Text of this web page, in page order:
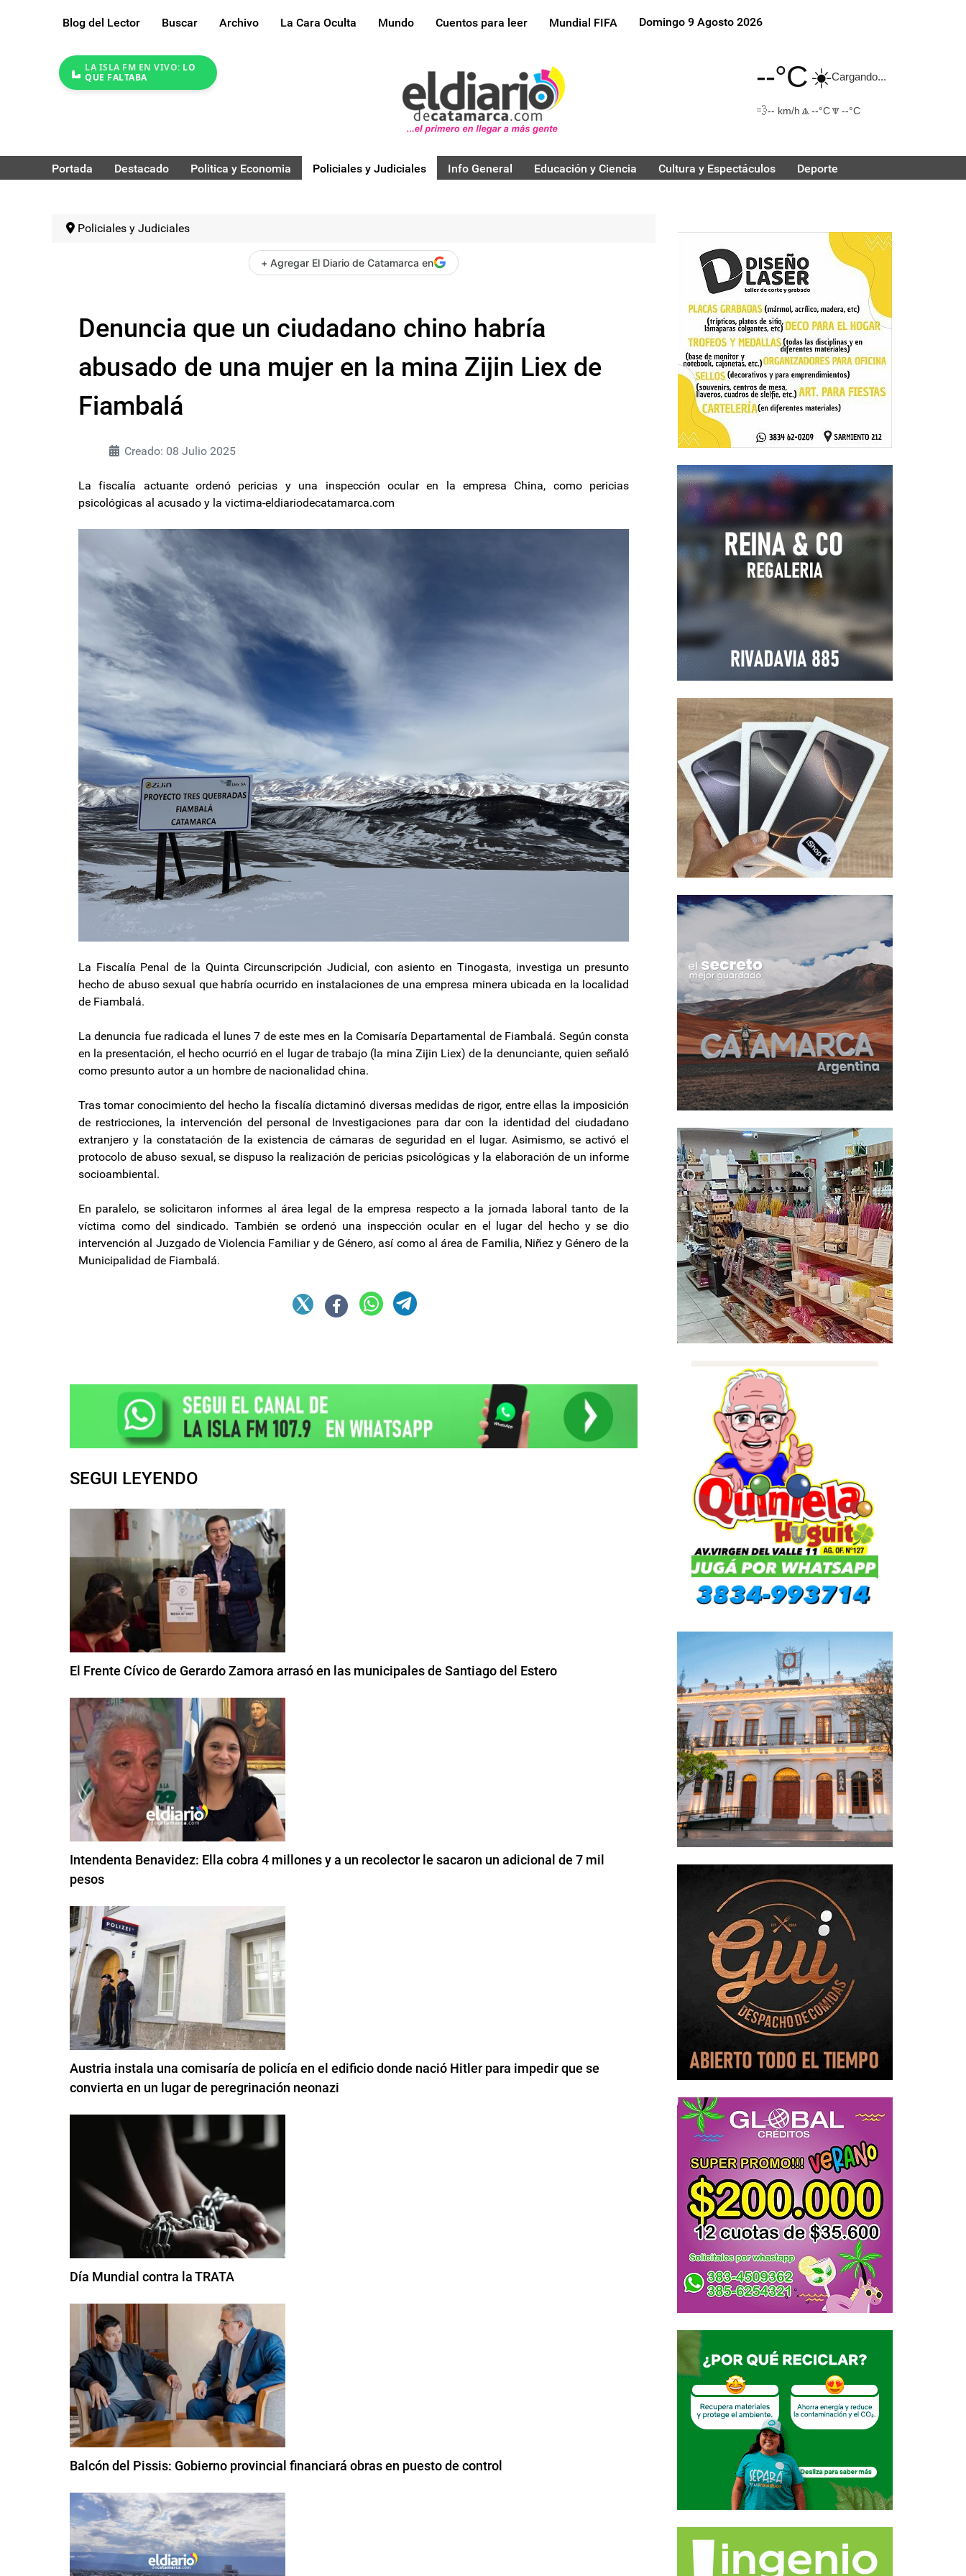
Blog del Lector Buscar Archivo La Cara Oculta Mundo Cuentos para leer Mundial FIFA Domingo 9 Agosto 2026
LA ISLA FM EN VIVO: LO
QUE FALTABA
--°C☀️Cargando...
💨-- km/h 🔼 --°C🔽 --°C
Portada Destacado Politica y Economia Policiales y Judiciales Info General Educación y Ciencia Cultura y Espectáculos Deporte
Policiales y Judiciales
+ Agregar El Diario de Catamarca en
Denuncia que un ciudadano chino habría
abusado de una mujer en la mina Zijin Liex de
Fiambalá
Creado: 08 Julio 2025
La fiscalía actuante ordenó pericias y una inspección ocular en la empresa China, como pericias
psicológicas al acusado y la victima-eldiariodecatamarca.com
La Fiscalía Penal de la Quinta Circunscripción Judicial, con asiento en Tinogasta, investiga un presunto
hecho de abuso sexual que habría ocurrido en instalaciones de una empresa minera ubicada en la localidad
de Fiambalá.
La denuncia fue radicada el lunes 7 de este mes en la Comisaría Departamental de Fiambalá. Según consta
en la presentación, el hecho ocurrió en el lugar de trabajo (la mina Zijin Liex) de la denunciante, quien señaló
como presunto autor a un hombre de nacionalidad china.
Tras tomar conocimiento del hecho la fiscalía dictaminó diversas medidas de rigor, entre ellas la imposición
de restricciones, la intervención del personal de Investigaciones para dar con la identidad del ciudadano
extranjero y la constatación de la existencia de cámaras de seguridad en el lugar. Asimismo, se activó el
protocolo de abuso sexual, se dispuso la realización de pericias psicológicas y la elaboración de un informe
socioambiental.
En paralelo, se solicitaron informes al área legal de la empresa respecto a la jornada laboral tanto de la
víctima como del sindicado. También se ordenó una inspección ocular en el lugar del hecho y se dio
intervención al Juzgado de Violencia Familiar y de Género, así como al área de Familia, Niñez y Género de la
Municipalidad de Fiambalá.
SEGUI LEYENDO
El Frente Cívico de Gerardo Zamora arrasó en las municipales de Santiago del Estero
Intendenta Benavidez: Ella cobra 4 millones y a un recolector le sacaron un adicional de 7 mil
pesos
Austria instala una comisaría de policía en el edificio donde nació Hitler para impedir que se
convierta en un lugar de peregrinación neonazi
Día Mundial contra la TRATA
Balcón del Pissis: Gobierno provincial financiará obras en puesto de control